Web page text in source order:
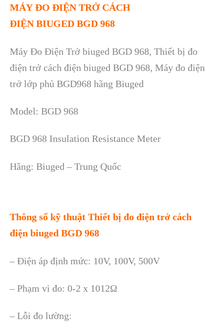
MÁY ĐO ĐIỆN TRỞ CÁCH
ĐIỆNBIUGED BGD 968
Máy Đo Điện Trở biuged BGD 968, Thiết bị đo
điện trở cách điện biuged BGD 968, Máy đo điện
trở lớp phủ BGD968 hãng Biuged
Model: BGD 968
BGD 968 Insulation Resistance Meter
Hãng: Biuged – Trung Quốc
Thông số kỹ thuật Thiết bị đo điện trở cách
điện biuged BGD 968
– Điện áp định mức: 10V, 100V, 500V
– Phạm vi đo: 0-2 x 1012Ω
– Lỗi đo lường: